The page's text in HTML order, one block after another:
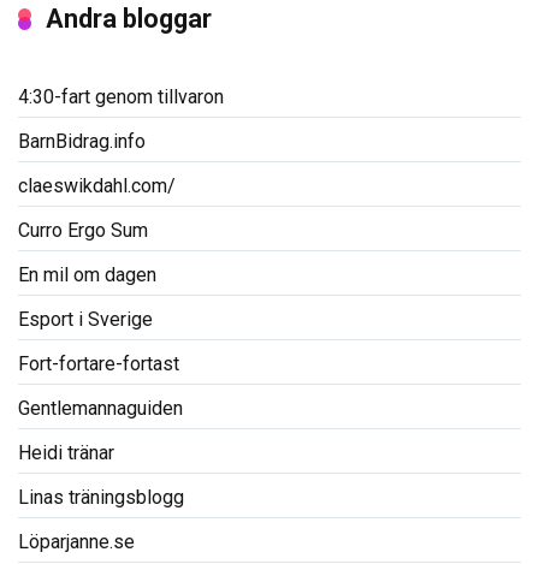
Andra bloggar
4:30-fart genom tillvaron
BarnBidrag.info
claeswikdahl.com/
Curro Ergo Sum
En mil om dagen
Esport i Sverige
Fort-fortare-fortast
Gentlemannaguiden
Heidi tränar
Linas träningsblogg
Löparjanne.se